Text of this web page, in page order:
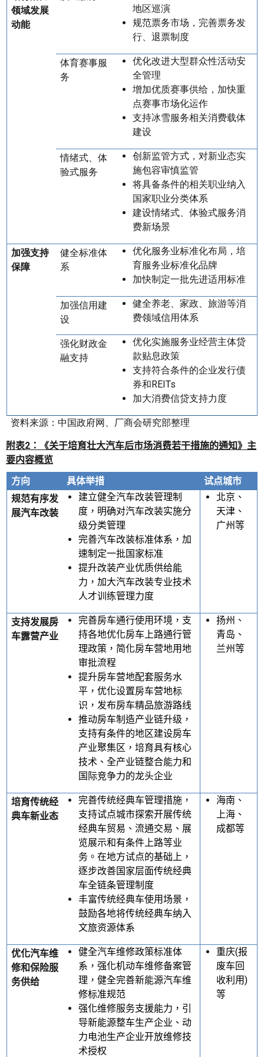
领域发展
动能
地区巡演
规范票务市场，完善票务发
行、退票制度
体育赛事服
务
优化改进大型群众性活动安
全管理
增加优质赛事供给，加快重
点赛事市场化运作
支持冰雪服务相关消费载体
建设
情绪式、体
验式服务
创新监管方式，对新业态实
施包容审慎监管
将具备条件的相关职业纳入
国家职业分类体系
建设情绪式、体验式服务消
费新场景
加强支持
保障
健全标准体
系
优化服务业标准化布局，培
育服务业标准化品牌
加快制定一批先进适用标准
加强信用建
设
健全养老、家政、旅游等消
费领域信用体系
强化财政金
融支持
优化实施服务业经营主体贷
款贴息政策
支持符合条件的企业发行债
券和REITs
加大消费信贷支持力度
资料来源：中国政府网、厂商会研究部整理
附表2 ：《关于培育壮大汽车后市场消费若干措施的通知》主
要内容概览
方向
具体举措
试点城市
规范有序发
展汽车改装
建立健全汽车改装管理制
度，明确对汽车改装实施分
级分类管理
完善汽车改装标准体系，加
速制定一批国家标准
提升改装产业优质供给能
力，加大汽车改装专业技术
人才训练管理力度
北京、
天津、
广州等
支持发展房
车露营产业
完善房车通行使用环境，支
持各地优化房车上路通行管
理政策，简化房车营地用地
审批流程
提升房车营地配套服务水
平，优化设置房车营地标
识，发布房车精品旅游路线
推动房车制造产业链升级，
支持有条件的地区建设房车
产业聚集区，培育具有核心
技术、全产业链整合能力和
国际竞争力的龙头企业
扬州、
青岛、
兰州等
培育传统经
典车新业态
完善传统经典车管理措施，
支持试点城市探索开展传统
经典车贸易、流通交易、展
览展示和有条件上路等业
务。在地方试点的基础上，
逐步改善国家层面传统经典
车全链条管理制度
丰富传统经典车使用场景，
鼓励各地将传统经典车纳入
文旅资源体系
海南、
上海、
成都等
优化汽车维
修和保险服
务供给
健全汽车维修政策标准体
系，强化机动车维修备案管
理，健全完善新能源汽车维
修标准规范
强化维修服务支援能力，引
导新能源整车生产企业、动
力电池生产企业开放维修技
术授权
重庆(报
废车回
收利用)
等